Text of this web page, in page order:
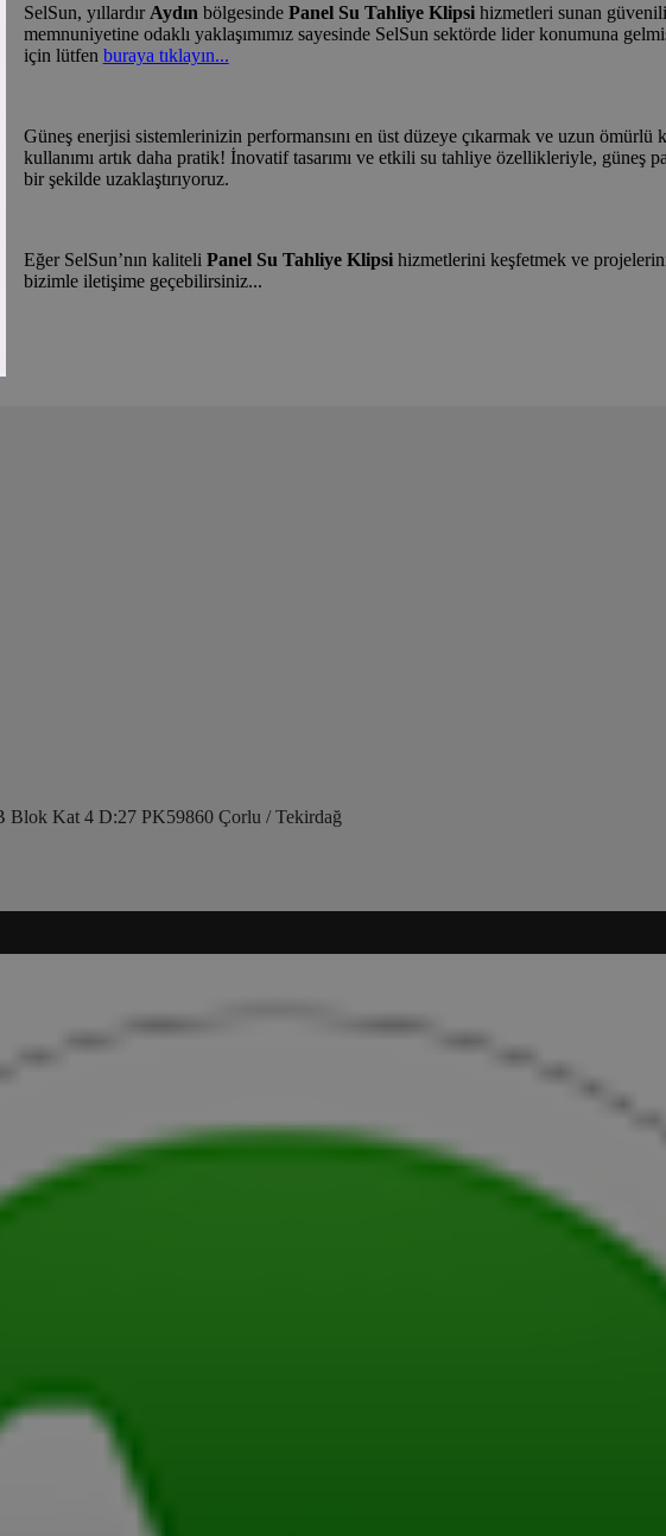
SelSun, yıllardır Aydın bölgesinde Panel Su Tahliye Klipsihizmetleri sunan
memnuniyetine odaklı yaklaşımımız sayesinde SelSun sektörde lider konumuna
için lütfen buraya tıklayın...
Güneş enerjisi sistemlerinizin performansını en üst düzeye çıkarmak ve uzun
kullanımı artık daha pratik! İnovatif tasarımı ve etkili su tahliye özellikleriyle, güneş
bir şekilde uzaklaştırıyoruz.
Eğer SelSun’nın kaliteli Panel Su Tahliye Klipsihizmetlerini keşfetmek ve
bizimle iletişime geçebilirsiniz...
Blok Kat 4 D:27 PK59860 Çorlu / Tekirdağ